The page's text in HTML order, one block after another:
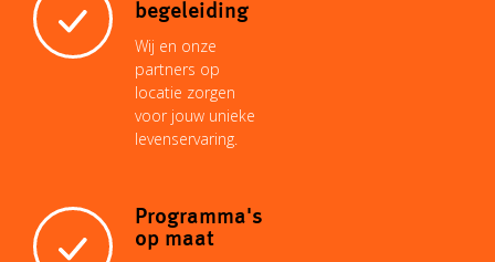
begeleiding
Wij en onze
partners op
locatie zorgen
voor jouw unieke
levenservaring.
Programma's
op maat